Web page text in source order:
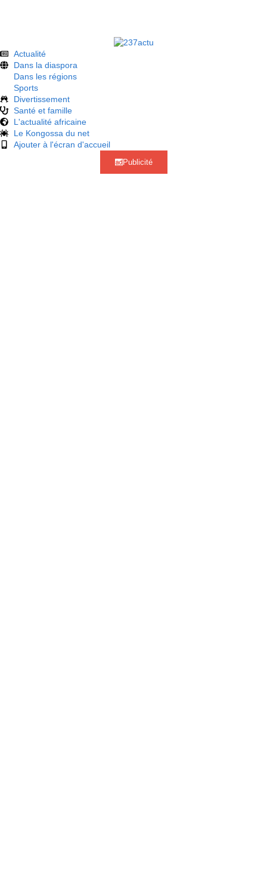
Actualité
Dans la diaspora
Dans les régions
Sports
Divertissement
Santé et famille
L'actualité africaine
Le Kongossa du net
Ajouter à l'écran d'accueil
Publicité